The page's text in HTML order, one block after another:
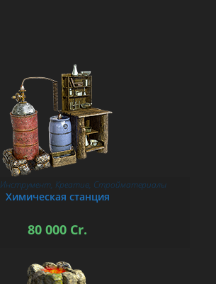
В КОРЗИНУ
Инструмент, Креатив, Стройматериалы
Химическая станция
80 000 Cr.